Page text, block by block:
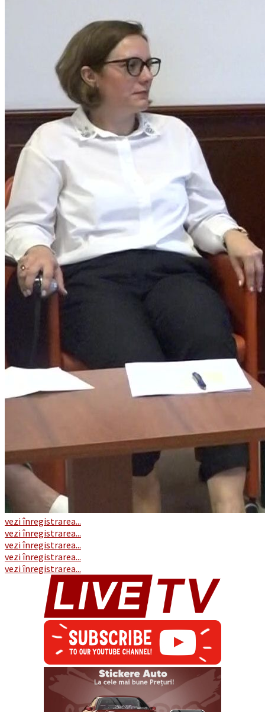
vezi înregistrarea...
vezi înregistrarea...
vezi înregistrarea...
vezi înregistrarea...
vezi înregistrarea...